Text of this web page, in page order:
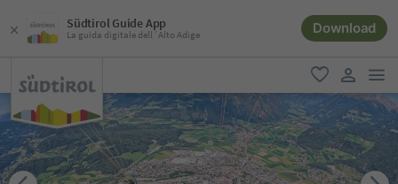
Südtirol Guide App
La guida digitale dell´Alto Adige Download
favoriti
user link